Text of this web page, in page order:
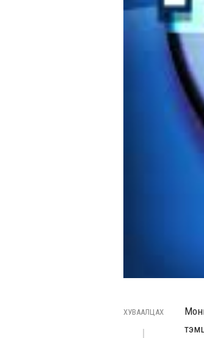
ХУВААЛЦАХ